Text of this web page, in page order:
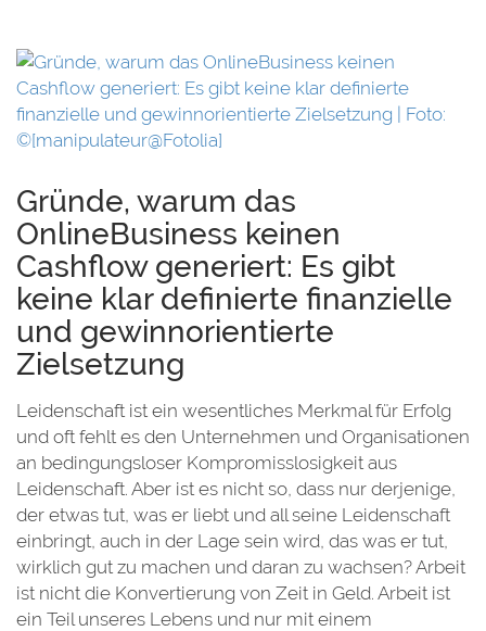
Gründe, warum das
OnlineBusiness keinen
Cashflow generiert: Es gibt
keine klar definierte finanzielle
und gewinnorientierte
Zielsetzung
Leidenschaft ist ein wesentliches Merkmal für Erfolg
und oft fehlt es den Unternehmen und Organisationen
an bedingungsloser Kompromisslosigkeit aus
Leidenschaft. Aber ist es nicht so, dass nur derjenige,
der etwas tut, was er liebt und all seine Leidenschaft
einbringt, auch in der Lage sein wird, das was er tut,
wirklich gut zu machen und daran zu wachsen? Arbeit
ist nicht die Konvertierung von Zeit in Geld. Arbeit ist
ein Teil unseres Lebens und nur mit einem